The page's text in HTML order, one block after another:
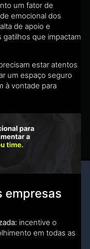
um fator de
emocional dos
de apoio e
que impactam
estar atentos
um espaço seguro
à vontade para
empresas
incentive o
em todas as